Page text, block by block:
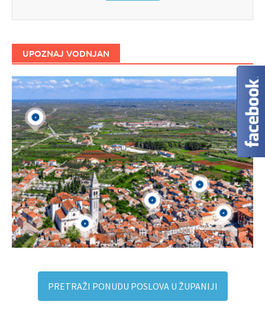
UPOZNAJ VODNJAN
PRETRAŽI PONUDU POSLOVA U ŽUPANIJI